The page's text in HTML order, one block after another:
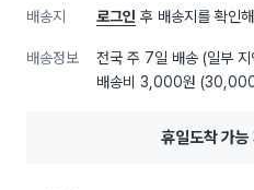
배송지 로그인 후 배송지를 확인
배송정보 전국 주 7일 배송 (일부 지
배송비 3,000원 (30,000
휴일도착 가능